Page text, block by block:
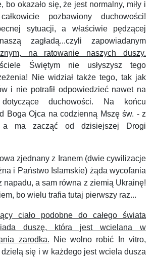
bo okazało się, że jest normalny, miły i
pozbawiony duchowości!
sytuacji, a właściwie pędzącej
zagładą...czyli zapowiadanym
na ratowanie naszych duszy.
Świętym nie usłyszysz tego
Nie widział także tego, tak jak
i nie potrafił odpowiedzieć nawet na
duchowości.
Na końcu
Boga Ojca na codzienną Mszę św. - z
a ma zacząć od dzisiejszej Drogi
zjednany z Iranem (dwie cywilizacje
i Państwo Islamskie) żąda wycofania
napadu, a sam równa z ziemią Ukrainę!
bo wielu trafia tutaj pierwszy raz...
ciało podobne do całego świata
duszę, która jest wcielana w
zarodka. Nie wolno robić In vitro,
się i w każdego jest wciela dusza